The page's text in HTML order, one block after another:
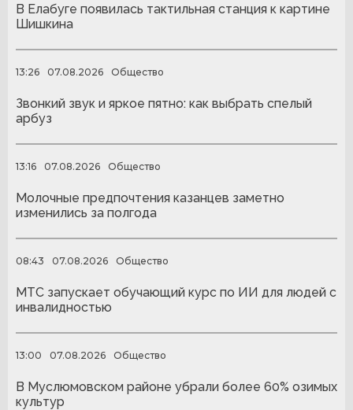
В Елабуге появилась тактильная станция к картине
Шишкина
13:26 07.08.2026 Общество
Звонкий звук и яркое пятно: как выбрать спелый
арбуз
13:16 07.08.2026 Общество
Молочные предпочтения казанцев заметно
изменились за полгода
08:43 07.08.2026 Общество
МТС запускает обучающий курс по ИИ для людей с
инвалидностью
13:00 07.08.2026 Общество
В Муслюмовском районе убрали более 60% озимых
культур